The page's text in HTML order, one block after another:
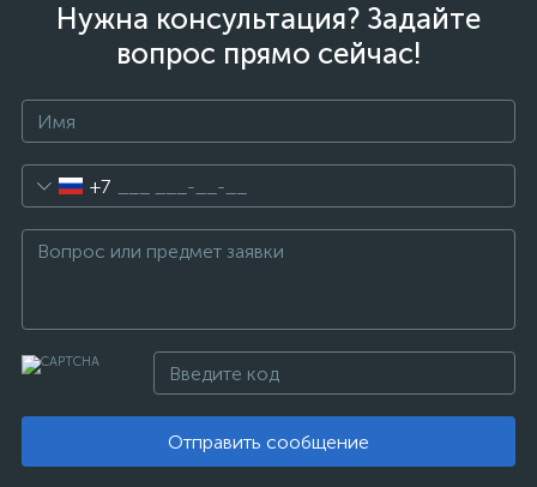
Нужна консультация? Задайте
вопрос прямо сейчас!
+7
Отправить сообщение